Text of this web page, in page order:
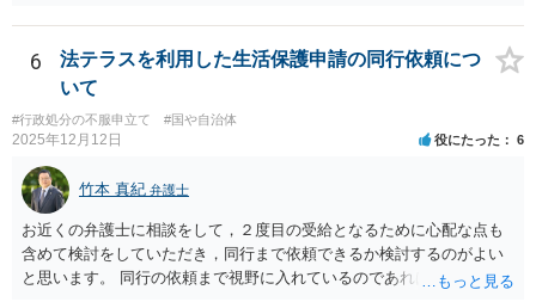
でしょう。
6
法テラスを利用した生活保護申請の同行依頼につ
いて
#行政処分の不服申立て #国や自治体
2025年12月12日 役にたった 6
竹本 真紀 弁護士
お近くの弁護士に相談をして，２度目の受給となるために心配な点も
含めて検討をしていただき，同行まで依頼できるか検討するのがよい
と思います。 同行の依頼まで視野に入れているのであれば，お近くの